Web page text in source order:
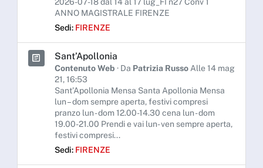
ANNO MAGISTRALE FIRENZE
Sedi: FIRENZE
Sant’Apollonia
Contenuto Web · Da Patrizia Russo Alle 14 mag
21, 16:53
Sant’Apollonia Mensa Santa Apollonia Mensa
lun – dom sempre aperta, festivi compresi
pranzo lun - dom 12.00-14.30 cena lun - dom
19.00-21.00 Prendi e vai lun- ven sempre aperta,
festivi compresi...
Sedi: FIRENZE